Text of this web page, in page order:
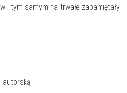
i tym samym na trwałe zapamiętały
autorską